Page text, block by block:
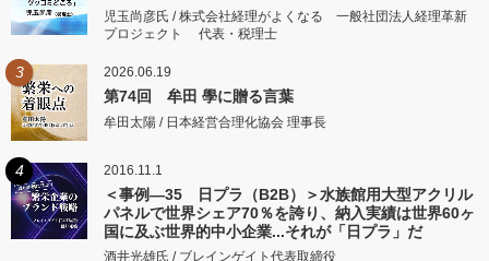
児玉尚彦氏 / 株式会社経理がよくなる 一般社団法人経理革新
プロジェクト 代表・税理士
3 2026.06.19
第74回 牟田 學に贈る言葉
牟田太陽 / 日本経営合理化協会 理事長
4 2016.11.1
＜事例―35 日プラ（B2B）＞水族館用大型アクリル
パネルで世界シェア70％を誇り、納入実績は世界60ヶ
国に及ぶ世界的中小企業...それが「日プラ」だ
酒井光雄氏 / ブレインゲイト代表取締役